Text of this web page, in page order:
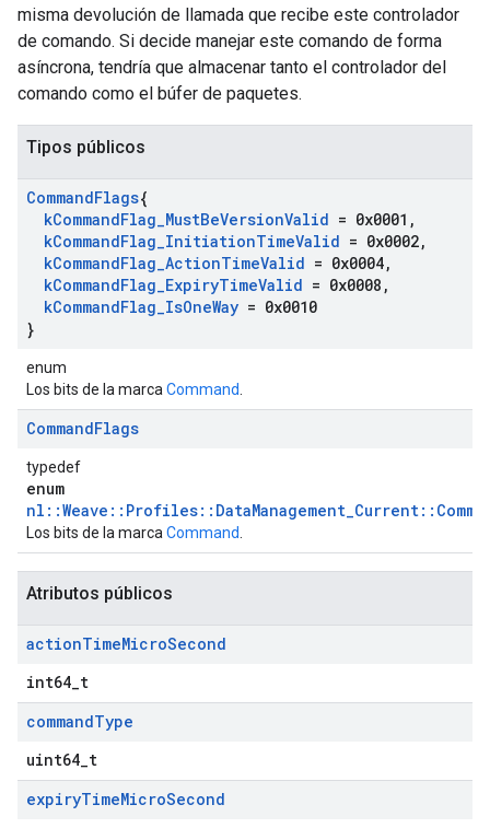
misma devolución de llamada que recibe este controlador
de comando. Si decide manejar este comando de forma
asíncrona, tendría que almacenar tanto el controlador del
comando como el búfer de paquetes.
Tipos públicos
CommandFlags{
kCommandFlag_MustBeVersionValid = 0x0001 ,
kCommandFlag_InitiationTimeValid = 0x0002,
kCommandFlag_ActionTimeValid = 0x0004,
kCommandFlag_ExpiryTimeValid = 0x0008 ,
kCommandFlag_IsOneWay = 0x0010
}
enum
Los bits de la marca Command
CommandFlags
typedef
enum
Los bits de la marca Command
Atributos públicos
actionTimeMicroSecond
int64_t
commandType
uint64_t
expiryTimeMicroSecond